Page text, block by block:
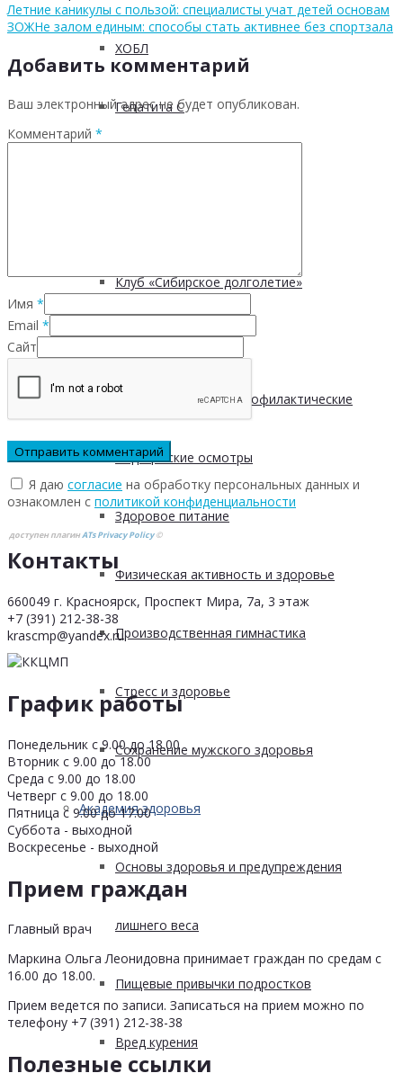
ХОБЛ
Гепатита С
Клуб «Сибирское долголетие»
Здоровый образ жизни
Диспансеризация и профилактические
медицинские осмотры
Здоровое питание
Физическая активность и здоровье
Производственная гимнастика
Стресс и здоровье
Сохранение мужского здоровья
Академия здоровья
Основы здоровья и предупреждения
лишнего веса
Пищевые привычки подростков
Вред курения
Летние каникулы с пользой: специалисты учат детей основам
ЗОЖНе залом единым: способы стать активнее без спортзала
Добавить комментарий
Ваш электронный адрес не будет опубликован.
Комментарий *
Имя *
Email *
Сайт
Я даю согласие на обработку персональных данных и
ознакомлен с политикой конфиденциальности
доступен плагинATs Privacy Policy©
Контакты
660049 г. Красноярск, Проспект Мира, 7а, 3 этаж
+7 (391) 212-38-38
krascmp@yandex.ru
График работы
Понедельник с 9.00 до 18.00
Вторник с 9.00 до 18.00
Среда с 9.00 до 18.00
Четверг с 9.00 до 18.00
Пятница с 9.00 до 17.00
Суббота - выходной
Воскресенье - выходной
Прием граждан
Главный врач
Маркина Ольга Леонидовна принимает граждан по средам с
16.00 до 18.00.
Прием ведется по записи. Записаться на прием можно по
телефону +7 (391) 212-38-38
Полезные ссылки